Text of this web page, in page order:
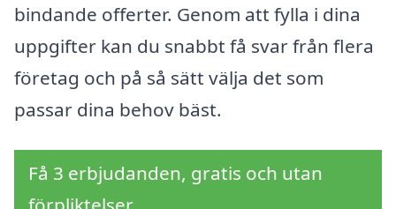
bindande offerter. Genom att fylla i dina
uppgifter kan du snabbt få svar från flera
företag och på så sätt välja det som
passar dina behov bäst.
Få 3 erbjudanden, gratis och utan